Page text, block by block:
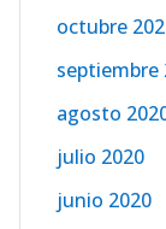
octubre
septiembre
agosto
julio 2020
junio 2020